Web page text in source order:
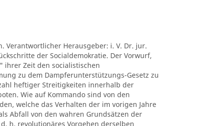
Verantwortlicher Herausgeber: i. V. Dr. jur.
der Socialdemokratie. Der Vorwurf,
ihrer Zeit den socialistischen
zu dem Dampferunterstützungs-Gesetz zu
heftiger Streitigkeiten innerhalb der
Wie auf Kommando sind von den
welche das Verhalten der im vorigen Jahre
Abfall von den wahren Grundsätzen der
h. revolutionäres Vorgehen derselben